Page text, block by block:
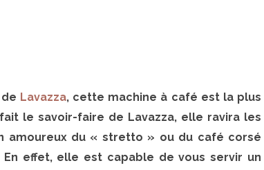
Lavazza, cette machine à café est la plus
le savoir-faire de Lavazza, elle ravira les
amoureux du « stretto » ou du café corsé
effet, elle est capable de vous servir un